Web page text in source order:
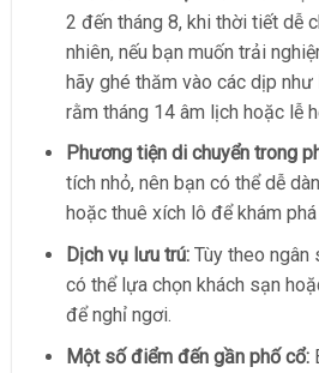
2 đến tháng 8, khi thời tiết dễ
nhiên, nếu bạn muốn trải
hãy ghé thăm vào các dịp
rằm tháng 14 âm lịch hoặc lễ
Phương tiện di chuyển trong
tích nhỏ, nên bạn có thể dễ
hoặc thuê xích lô để khám
Dịch vụ lưu trú:Tùy theo ngân
có thể lựa chọn khách sạn
để nghỉ ngơi.
Một số điểm đến gần phố cổ: